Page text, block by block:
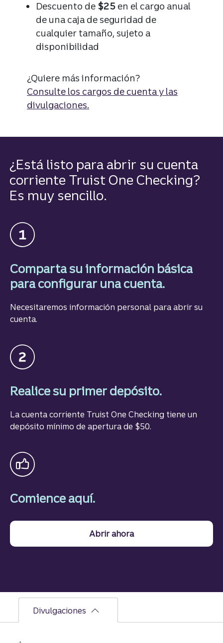
Descuento de $25en el cargo anual
de una caja de seguridad de
cualquier tamaño, sujeto a
disponibilidad
¿Quiere más información?
Consulte los cargos de cuenta y las
divulgaciones.
¿Está listo para abrir su cuenta
corriente Truist One Checking?
Es muy sencillo.
Comparta su información básica
para configurar una cuenta.
Necesitaremos información personal para abrir su
cuenta.
Realice su primer depósito.
La cuenta corriente Truist One Checking tiene un
depósito mínimo de apertura de $50.
Comience aquí.
Abrir ahora
Divulgaciones